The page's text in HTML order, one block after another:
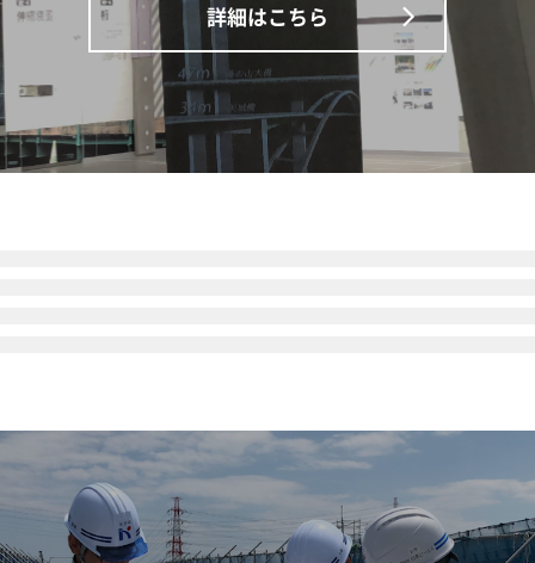
詳細はこちら